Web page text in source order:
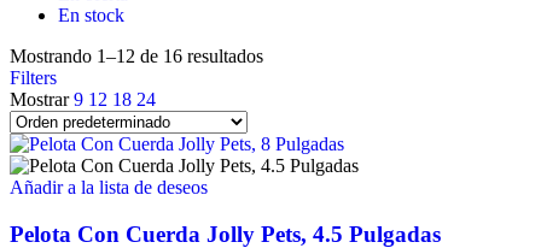
En stock
Mostrando 1–12 de 16 resultados
Filters
Mostrar9 12 18 24
Añadir a la lista de deseos
Pelota Con Cuerda Jolly Pets, 4.5 Pulgadas